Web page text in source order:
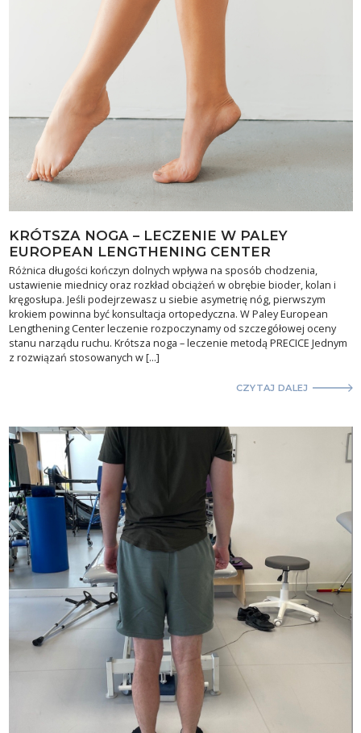
KRÓTSZA NOGA – LECZENIE W PALEY
EUROPEAN LENGTHENING CENTER
Różnica długości kończyn dolnych wpływa na sposób chodzenia,
ustawienie miednicy oraz rozkład obciążeń w obrębie bioder, kolan i
kręgosłupa. Jeśli podejrzewasz u siebie asymetrię nóg, pierwszym
krokiem powinna być konsultacja ortopedyczna. W Paley European
Lengthening Center leczenie rozpoczynamy od szczegółowej oceny
stanu narządu ruchu. Krótsza noga – leczenie metodą PRECICE Jednym
z rozwiązań stosowanych w […]
CZYTAJ DALEJ